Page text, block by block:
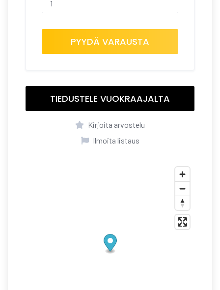
PYYDÄ VARAUSTA
TIEDUSTELE VUOKRAAJALTA
Kirjoita arvostelu
Ilmoita listaus